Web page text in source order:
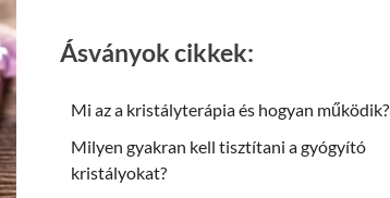
Ásványok cikkek:
Mi az a kristályterápia és hogyan működik?
Milyen gyakran kell tisztítani a gyógyító
kristályokat?